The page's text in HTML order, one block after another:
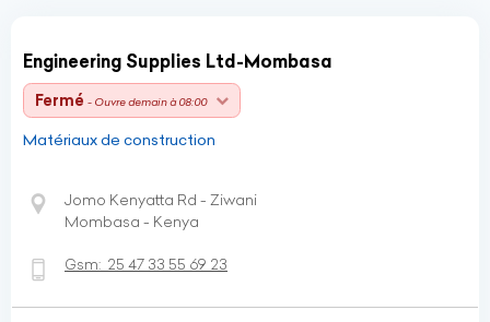
Engineering Supplies Ltd-Mombasa
Fermé - Ouvre demain à 08:00
Matériaux de construction
Jomo Kenyatta Rd - Ziwani
Mombasa - Kenya
Gsm: 25 47 33 55 69 23